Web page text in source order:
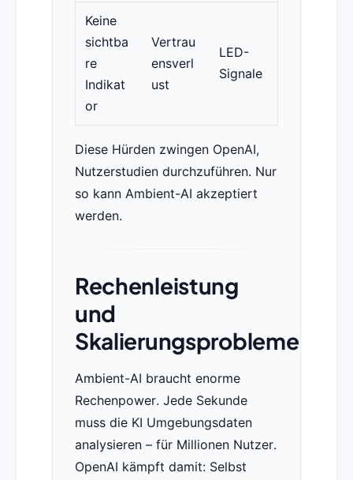
Keine
sichtba
re
Indikat
or
Vertrau
ensverl
ust
LED-
Signale
Diese Hürden zwingen OpenAI,
Nutzerstudien durchzuführen. Nur
so kann Ambient-AI akzeptiert
werden.
Rechenleistung
und
Skalierungsprobleme
Ambient-AI braucht enorme
Rechenpower. Jede Sekunde
muss die KI Umgebungsdaten
analysieren – für Millionen Nutzer.
OpenAI kämpft damit: Selbst